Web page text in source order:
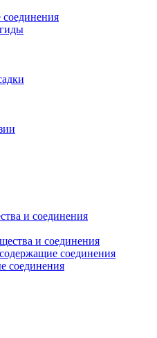
соединения
и соединения
и соединения
соединения
соединения